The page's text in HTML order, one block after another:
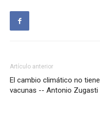
Artículo anterior
El cambio climático no tiene
vacunas -- Antonio Zugasti